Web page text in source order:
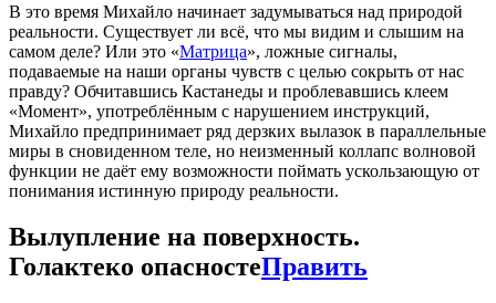
В это время Михайло начинает задумываться над природой
реальности. Существует ли всё, что мы видим и слышим на
самом деле? Или это «Матрица», ложные сигналы,
подаваемые на наши органы чувств с целью сокрыть от нас
правду? Обчитавшись Кастанеды и проблевавшись клеем
«Момент», употреблённым с нарушением инструкций,
Михайло предпринимает ряд дерзких вылазок в параллельные
миры в сновиденном теле, но неизменный коллапс волновой
функции не даёт ему возможности поймать ускользающую от
понимания истинную природу реальности.
Вылупление на поверхность.
Голактеко опасностеПравить